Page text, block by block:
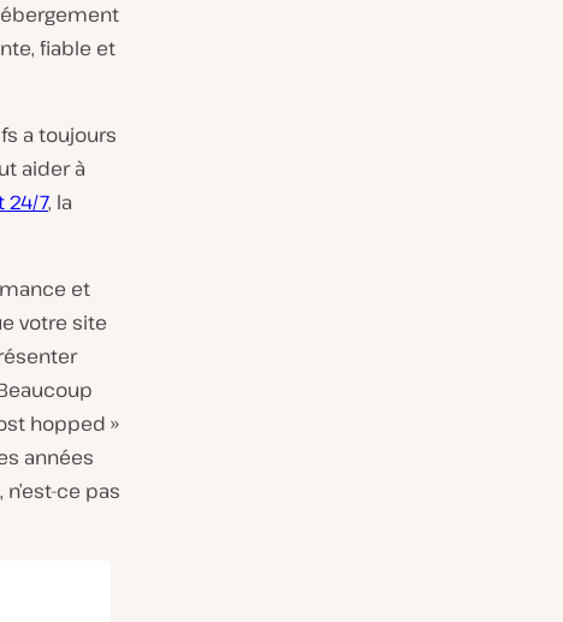
fiable et
a toujours
aider à
24/7, la
et
votre site
hopped »
années
ce pas